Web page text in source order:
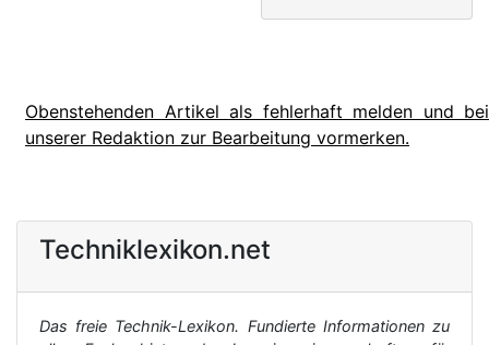
Obenstehenden Artikel als fehlerhaft melden und bei
unserer Redaktion zur Bearbeitung vormerken.
Techniklexikon.net
Das freie Technik-Lexikon. Fundierte Informationen zu